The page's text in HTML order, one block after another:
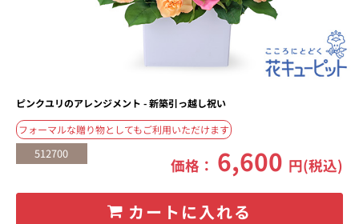
ピンクユリのアレンジメント - 新築引っ越し祝い
フォーマルな贈り物としてもご利用いただけます
512700
価格： 6,600 円(税込)
カートに入れる